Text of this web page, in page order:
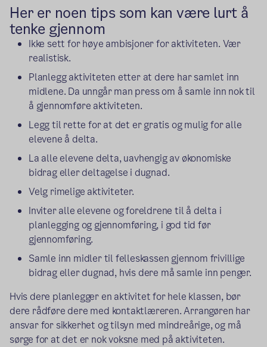
Her er noen tips som kan være lurt å
tenke gjennom
Ikke sett for høye ambisjoner for aktiviteten. Vær
realistisk.
Planlegg aktiviteten etter at dere har samlet inn
midlene. Da unngår man press om å samle inn nok til
å gjennomføre aktiviteten.
Legg til rette for at det er gratis og mulig for alle
elevene å delta.
La alle elevene delta, uavhengig av økonomiske
bidrag eller deltagelse i dugnad.
Velg rimelige aktiviteter.
Inviter alle elevene og foreldrene til å delta i
planlegging og gjennomføring, i god tid før
gjennomføring.
Samle inn midler til felleskassen gjennom frivillige
bidrag eller dugnad, hvis dere må samle inn penger.
Hvis dere planlegger en aktivitet for hele klassen, bør
dere rådføre dere med kontaktlæreren. Arrangøren har
ansvar for sikkerhet og tilsyn med mindreårige, og må
sørge for at det er nok voksne med på aktiviteten.